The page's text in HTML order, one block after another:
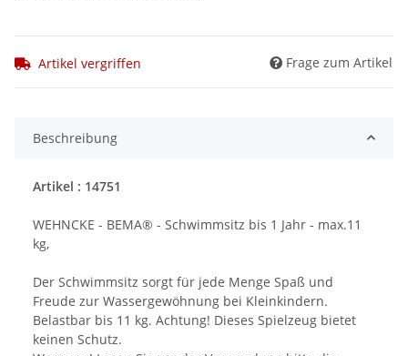
Artikel vergriffen Frage zum Artikel
Beschreibung
Artikel : 14751
WEHNCKE - BEMA® - Schwimmsitz bis 1 Jahr - max.11
kg,
Der Schwimmsitz sorgt für jede Menge Spaß und
Freude zur Wassergewöhnung bei Kleinkindern.
Belastbar bis 11 kg. Achtung! Dieses Spielzeug bietet
keinen Schutz.